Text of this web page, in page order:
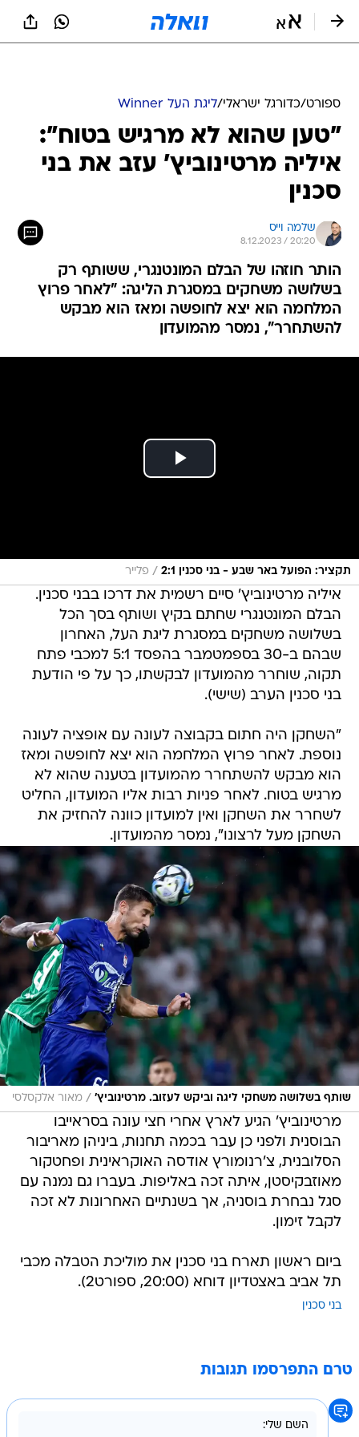
ספורט/כדורגל ישראלי/ליגת העל Winner
"טען שהוא לא מרגיש בטוח":
איליה מרטינוביץ' עזב את בני
סכנין
שלמה וייס
8.12.2023 / 20:20
הותר חוזהו של הבלם המונטנגרי, ששותף רק
בשלושה משחקים במסגרת הליגה: "לאחר פרוץ
המלחמה הוא יצא לחופשה ומאז הוא מבקש
להשתחרר", נמסר מהמועדון
תקציר: הפועל באר שבע - בני סכנין 2:1 / פלייר
איליה מרטינוביץ' סיים רשמית את דרכו בבני סכנין.
הבלם המונטנגרי שחתם בקיץ ושותף בסך הכל
בשלושה משחקים במסגרת ליגת העל, האחרון
שבהם ב-30 בספמטמבר בהפסד 5:1 למכבי פתח
תקוה, שוחרר מהמועדון לבקשתו, כך על פי הודעת
בני סכנין הערב (שישי).
"השחקן היה חתום בקבוצה לעונה עם אופציה לעונה
נוספת. לאחר פרוץ המלחמה הוא יצא לחופשה ומאז
הוא מבקש להשתחרר מהמועדון בטענה שהוא לא
מרגיש בטוח. לאחר פניות רבות אליו המועדון, החליט
לשחרר את השחקן ואין למועדון כוונה להחזיק את
השחקן מעל לרצונו", נמסר מהמועדון.
שותף בשלושה משחקי ליגה וביקש לעזוב. מרטינוביץ' / מאור אלקסלסי
מרטינוביץ' הגיע לארץ אחרי חצי עונה בסראייבו
הבוסנית ולפני כן עבר בכמה תחנות, ביניהן מאריבור
הסלובנית, צ'רנומורץ אודסה האוקראינית ופחטקור
מאוזבקיסטן, איתה זכה באליפות. בעברו גם נמנה עם
סגל נבחרת בוסניה, אך בשנתיים האחרונות לא זכה
לקבל זימון.
ביום ראשון תארח בני סכנין את מוליכת הטבלה מכבי
תל אביב באצטדיון דוחא (20:00, ספורט2).
בני סכנין
טרם התפרסמו תגובות